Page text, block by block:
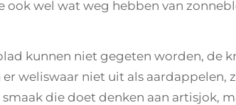
ook wel wat weg hebben van
kunnen niet gegeten worden, de
er weliswaar niet uit als aardappelen,
smaak die doet denken aan artisjok,